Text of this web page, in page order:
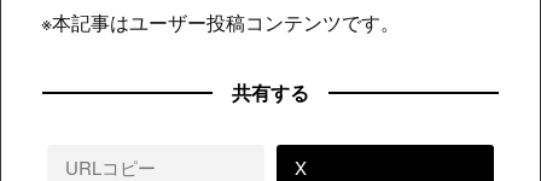
※本記事はユーザー投稿コンテンツです。
共有する
URLコピー X